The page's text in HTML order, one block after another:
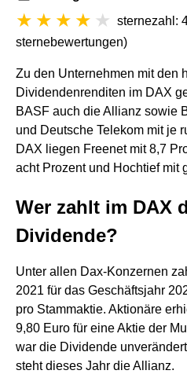
sternezahl:
sternebewertungen)
Zu den Unternehmen mit den
Dividendenrenditen im DAX
BASF auch die Allianz sowie
und Deutsche Telekom mit je
DAX liegen Freenet mit 8,7
acht Prozent und Hochtief mit
Wer zahlt im DAX
Dividende?
Unter allen Dax-Konzernen
2021 für das Geschäftsjahr
pro Stammaktie. Aktionäre
9,80 Euro für eine Aktie der
war die Dividende
steht dieses Jahr die Allianz.